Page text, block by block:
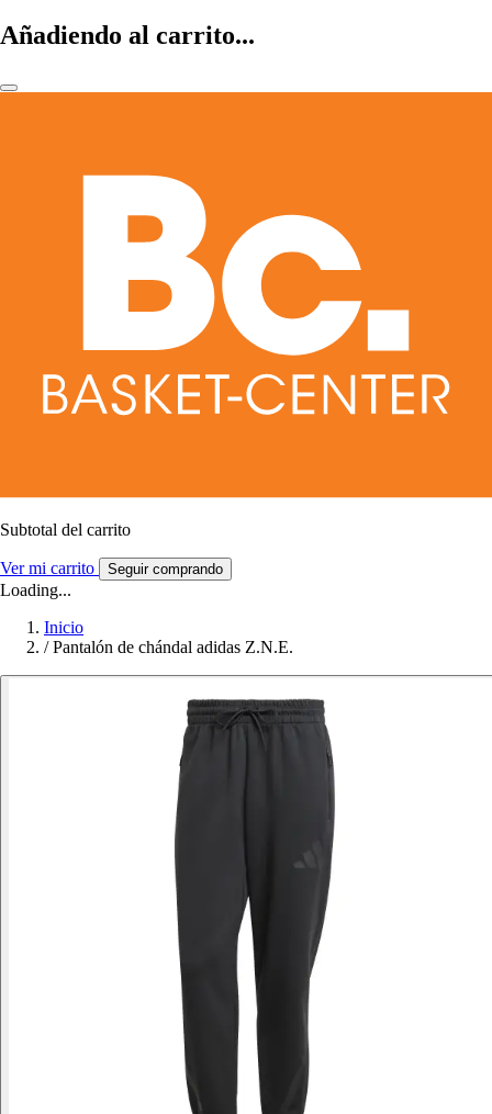
Añadiendo al carrito...
Subtotal del carrito
Ver mi carrito Seguir comprando
Loading...
Inicio
/ Pantalón de chándal adidas Z.N.E.